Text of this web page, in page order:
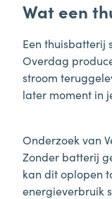
Wat een
Een thuisbatterij
Overdag
stroom
later moment in
Onderzoek van
Zonder batterij
kan dit oplopen
energieverbruik